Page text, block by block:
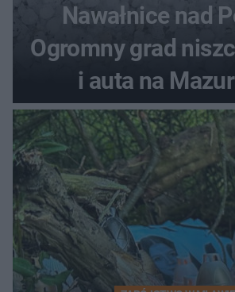
Nawałnice nad
Ogromny grad
i auta na